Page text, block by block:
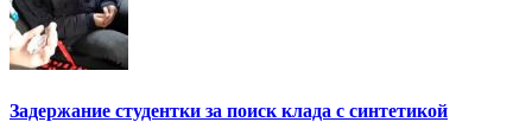
Задержание студентки за поиск клада с синтетикой